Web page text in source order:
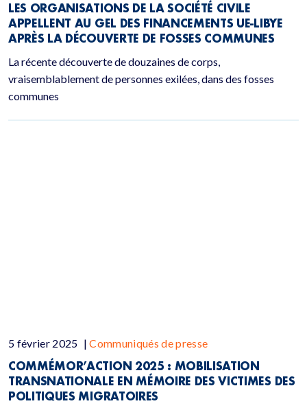
LES ORGANISATIONS DE LA SOCIÉTÉ CIVILE
APPELLENT AU GEL DES FINANCEMENTS UE-LIBYE
APRÈS LA DÉCOUVERTE DE FOSSES COMMUNES
La récente découverte de douzaines de corps,
vraisemblablement de personnes exilées, dans des fosses
communes
5 février 2025 | Communiqués de presse
COMMÉMOR’ACTION 2025 : MOBILISATION
TRANSNATIONALE EN MÉMOIRE DES VICTIMES DES
POLITIQUES MIGRATOIRES